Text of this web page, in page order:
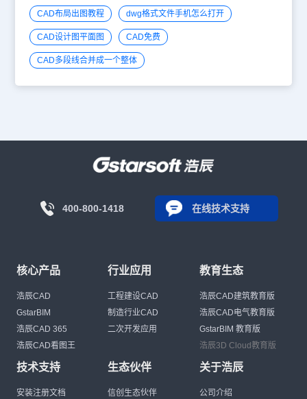
CAD布局出图教程 dwg格式文件手机怎么打开
CAD设计图平面图 CAD免费
CAD多段线合并成一个整体
400-800-1418 在线技术支持
核心产品
浩辰CAD
GstarBIM
浩辰CAD 365
浩辰CAD看图王
行业应用
工程建设CAD
制造行业CAD
二次开发应用
教育生态
浩辰CAD建筑教育版
浩辰CAD电气教育版
GstarBIM 教育版
浩辰3D Cloud教育版
技术支持
安装注册文档
生态伙伴
信创生态伙伴
关于浩辰
公司介绍